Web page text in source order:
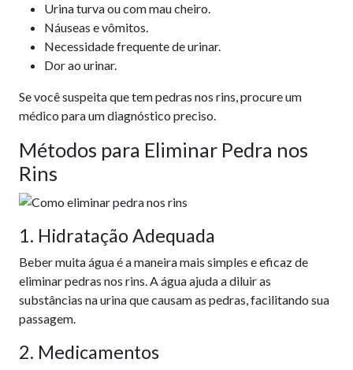
Urina turva ou com mau cheiro.
Náuseas e vômitos.
Necessidade frequente de urinar.
Dor ao urinar.
Se você suspeita que tem pedras nos rins, procure um
médico para um diagnóstico preciso.
Métodos para Eliminar Pedra nos
Rins
1. Hidratação Adequada
Beber muita água é a maneira mais simples e eficaz de
eliminar pedras nos rins. A água ajuda a diluir as
substâncias na urina que causam as pedras, facilitando sua
passagem.
2. Medicamentos